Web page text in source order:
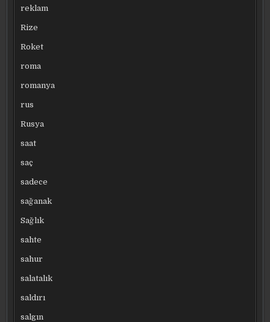
reklam
Rize
Roket
roma
romanya
rus
Rusya
saat
saç
sadece
sağanak
Sağlık
sahte
sahur
salatalık
saldırı
salgın